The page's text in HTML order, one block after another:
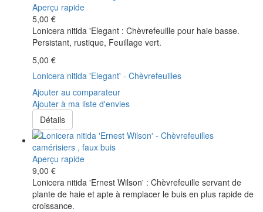
Aperçu rapide
5,00 €
Lonicera nitida 'Elegant : Chèvrefeuille pour haie basse.
Persistant, rustique, Feuillage vert.
5,00 €
Lonicera nitida 'Elegant' - Chèvrefeuilles
Ajouter au comparateur
Ajouter à ma liste d'envies
Détails
Aperçu rapide
9,00 €
Lonicera nitida 'Ernest Wilson' : Chèvrefeuille servant de
plante de haie et apte à remplacer le buis en plus rapide de
croissance.